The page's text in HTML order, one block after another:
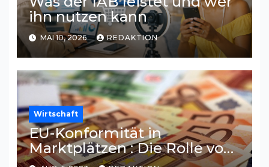
ihn nutzen kann
MAI 10, 2026 REDAKTION
Wirtschaft
EU-Konformität in
Marktplätzen : Die Rolle von
Online-Bezahlsystemen